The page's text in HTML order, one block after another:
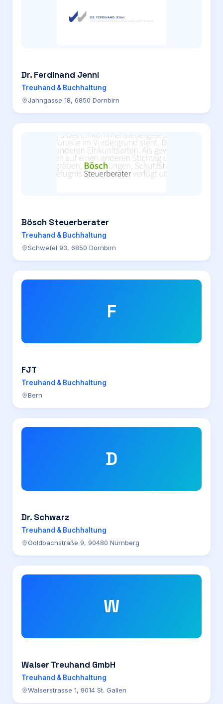
Dr. Ferdinand Jenni
Treuhand & Buchhaltung
Jahngasse 18, 6850 Dornbirn
Bösch Steuerberater
Treuhand & Buchhaltung
Schwefel 93, 6850 Dornbirn
F
FJT
Treuhand & Buchhaltung
Bern
D
Dr. Schwarz
Treuhand & Buchhaltung
Goldbachstraße 9, 90480 Nürnberg
W
Walser Treuhand GmbH
Treuhand & Buchhaltung
Walserstrasse 1, 9014 St. Gallen